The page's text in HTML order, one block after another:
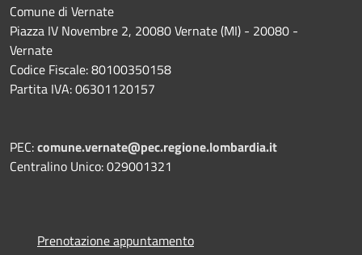
Comune di Vernate
Piazza IV Novembre 2, 20080 Vernate (MI) - 20080 -
Vernate
Codice Fiscale: 80100350158
Partita IVA: 06301120157
PEC:comune.vernate@pec.regione.lombardia.it
Centralino Unico: 029001321
Prenotazione appuntamento